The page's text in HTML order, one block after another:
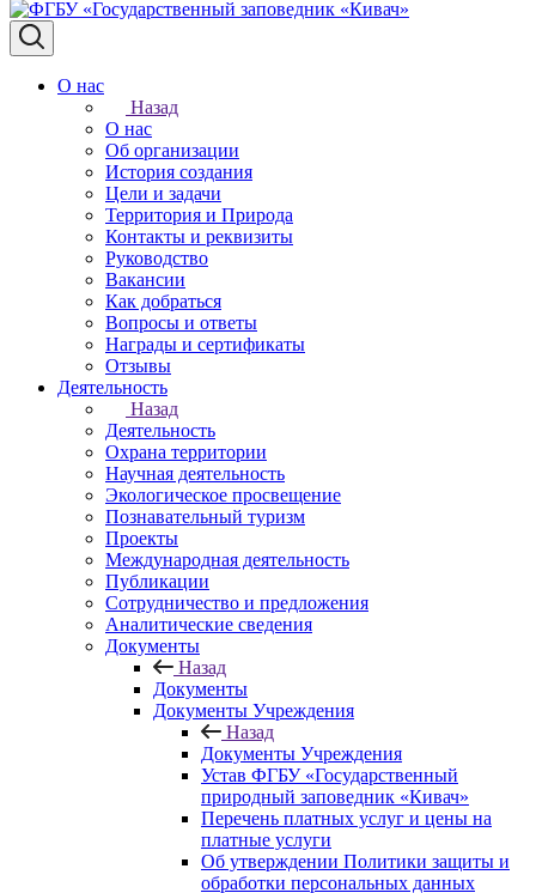
О нас
Назад
О нас
Об организации
История создания
Цели и задачи
Территория и Природа
Контакты и реквизиты
Руководство
Вакансии
Как добраться
Вопросы и ответы
Награды и сертификаты
Отзывы
Деятельность
Назад
Деятельность
Охрана территории
Научная деятельность
Экологическое просвещение
Познавательный туризм
Проекты
Международная деятельность
Публикации
Сотрудничество и предложения
Аналитические сведения
Документы
Назад
Документы
Документы Учреждения
Назад
Документы Учреждения
Устав ФГБУ «Государственный
природный заповедник «Кивач»
Перечень платных услуг и цены на
платные услуги
Об утверждении Политики защиты и
обработки персональных данных